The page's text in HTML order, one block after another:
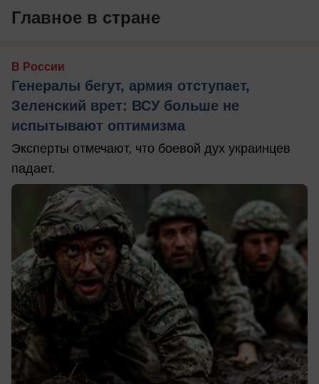
Главное в стране
В России
Генералы бегут, армия отступает,
Зеленский врет: ВСУ больше не
испытывают оптимизма
Эксперты отмечают, что боевой дух украинцев
падает.